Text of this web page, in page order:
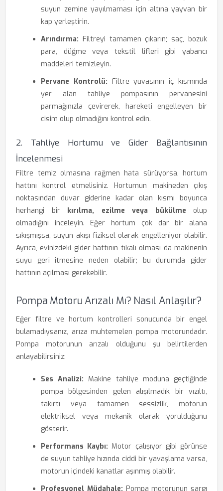
suyun zemine yayılmaması için altına yayvan bir
kap yerleştirin.
Arındırma: Filtreyi tamamen çıkarın; saç, bozuk
para, düğme veya tekstil lifleri gibi yabancı
maddeleri temizleyin.
Pervane Kontrolü: Filtre yuvasının iç kısmında
yer alan tahliye pompasının pervanesini
parmağınızla çevirerek, hareketi engelleyen bir
cisim olup olmadığını kontrol edin.
2. Tahliye Hortumu ve Gider Bağlantısının
İncelenmesi
Filtre temiz olmasına rağmen hata sürüyorsa, hortum
hattını kontrol etmelisiniz. Hortumun makineden çıkış
noktasından duvar giderine kadar olan kısmı boyunca
herhangi bir kırılma, ezilme veya bükülme olup
olmadığını inceleyin. Eğer hortum çok dar bir alana
sıkışmışsa, suyun akışı fiziksel olarak engelleniyor olabilir.
Ayrıca, evinizdeki gider hattının tıkalı olması da makinenin
suyu geri itmesine neden olabilir; bu durumda gider
hattının açılması gerekebilir.
Pompa Motoru Arızalı Mı? Nasıl Anlaşılır?
Eğer filtre ve hortum kontrolleri sonucunda bir engel
bulamadıysanız, arıza muhtemelen pompa motorundadır.
Pompa motorunun arızalı olduğunu şu belirtilerden
anlayabilirsiniz:
Ses Analizi: Makine tahliye moduna geçtiğinde
pompa bölgesinden gelen alışılmadık bir vızıltı,
takırtı veya tamamen sessizlik, motorun
elektriksel veya mekanik olarak yorulduğunu
gösterir.
Performans Kaybı: Motor çalışıyor gibi görünse
de suyun tahliye hızında ciddi bir yavaşlama varsa,
motorun içindeki kanatlar aşınmış olabilir.
Profesyonel Müdahale: Pompa motorunun sargı